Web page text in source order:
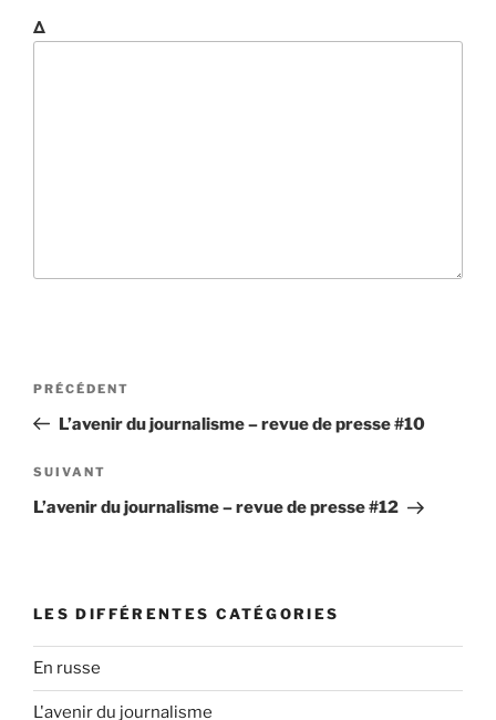
Δ
v
i
g
o
n
d
A
r
i
c
r
c
d
PRÉCÉDENT
L’avenir du journalisme – revue de presse #10
A
r
l
s
u
i
SUIVANT
L’avenir du journalisme – revue de presse #12
LES DIFFÉRENTES CATÉGORIES
En russe
L'avenir du journalisme